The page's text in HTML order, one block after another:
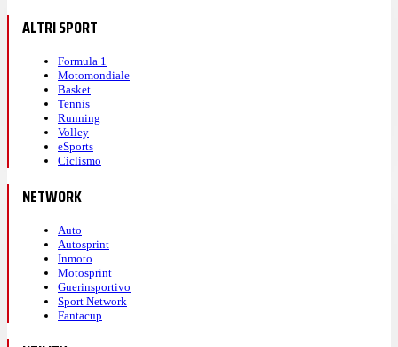
ALTRI SPORT
Formula 1
Motomondiale
Basket
Tennis
Running
Volley
eSports
Ciclismo
NETWORK
Auto
Autosprint
Inmoto
Motosprint
Guerinsportivo
Sport Network
Fantacup